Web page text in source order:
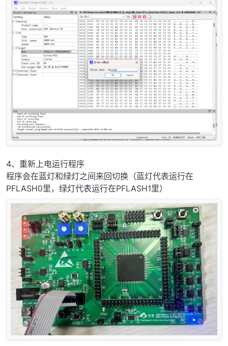
4、重新上电运行程序
程序会在蓝灯和绿灯之间来回切换（蓝灯代表运行在
PFLASH0里，绿灯代表运行在PFLASH1里）